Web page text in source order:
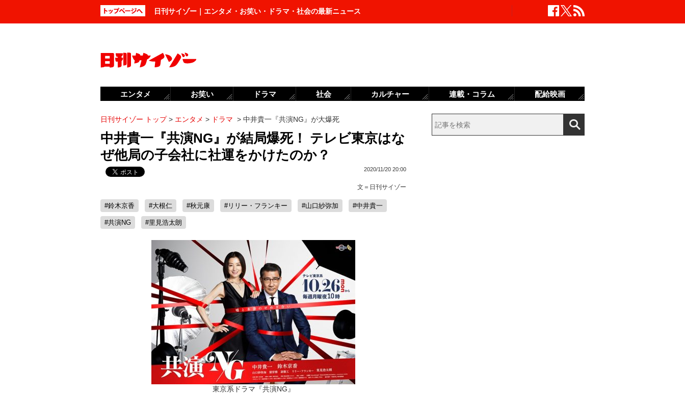
日刊サイゾー｜エンタメ・お笑い・ドラマ・社会の最新ニュース
日刊サイゾー トップ> エンタメ > ドラマ > 中井貴一『共演NG』が大爆死
中井貴一『共演NG』が結局爆死！ テレビ東京はな
ぜ他局の子会社に社運をかけたのか？
2020/11/20 20:00
文＝ 日刊サイゾー
#鈴木京香 #大根仁 #秋元康 #リリー・フランキー #山口紗弥加 #中井貴一
#共演NG #里見浩太朗
東京系ドラマ『共演NG』
エンタメ お笑い ドラマ 社会 カルチャー 連載・コラム 配給映画